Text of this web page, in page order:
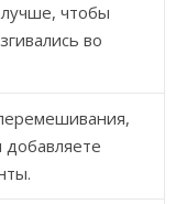
чтобы
во